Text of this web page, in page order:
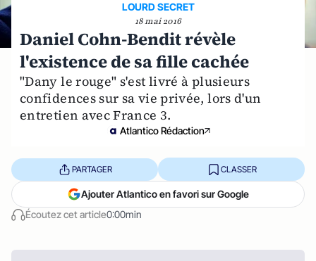
LOURD SECRET
18 mai 2016
Daniel Cohn-Bendit révèle
l'existence de sa fille cachée
"Dany le rouge" s'est livré à plusieurs
confidences sur sa vie privée, lors d'un
entretien avec France 3.
Atlantico Rédaction
Écoutez cet article0:00min
PARTAGER CLASSER
Ajouter Atlantico en favori sur Google